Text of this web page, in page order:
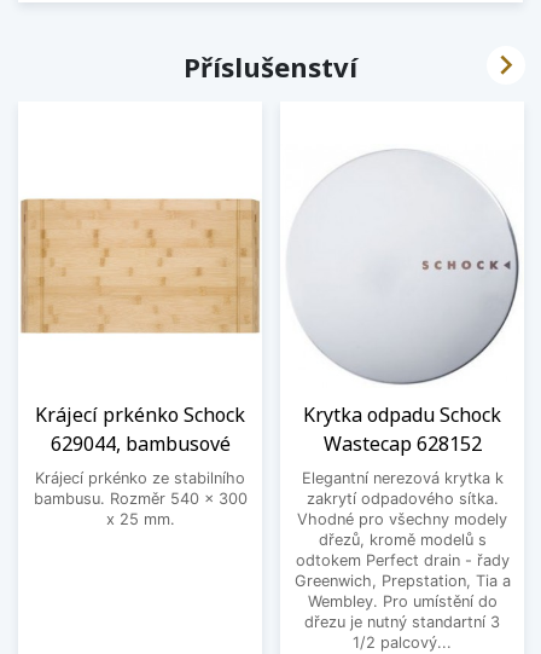
Příslušenství
Krájecí prkénko Schock
629044, bambusové
Krájecí prkénko ze stabilního
bambusu. Rozměr 540 x 300
x 25 mm.
Krytka odpadu Schock
Wastecap 628152
Elegantní nerezová krytka k
zakrytí odpadového sítka.
Vhodné pro všechny modely
dřezů, kromě modelů s
odtokem Perfect drain - řady
Greenwich, Prepstation, Tia a
Wembley. Pro umístění do
dřezu je nutný standartní 3
1/2 palcový...
